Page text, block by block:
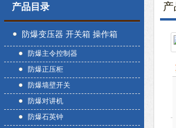
产品目录
防爆变压器 开关箱 操作箱
防爆主令控制器
防爆正压柜
防爆墙壁开关
防爆对讲机
防爆石英钟